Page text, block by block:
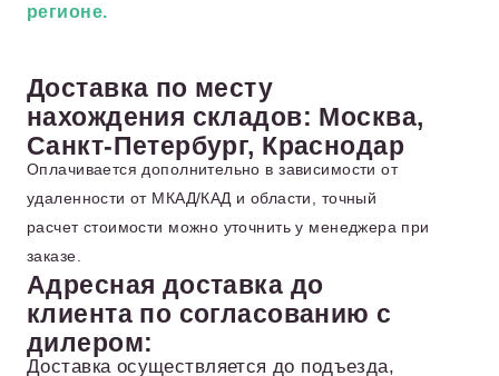
регионе.
Доставка по месту
нахождения складов: Москва,
Санкт-Петербург, Краснодар
Оплачивается дополнительно в зависимости от
удаленности от МКАД/КАД и области, точный
расчет стоимости можно уточнить у менеджера при
заказе.
Адресная доставка до
клиента по согласованию с
дилером:
Доставка осуществляется до подъезда,